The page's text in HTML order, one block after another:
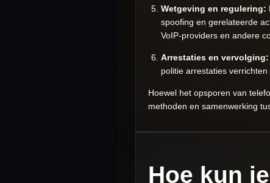
Wetgeving en regulering:
spoofing en gerelateerde
VoIP-providers en andere
Arrestaties en vervolging:
politie arrestaties
Hoewel het opsporen van
methoden en samenwerking
Hoe kun